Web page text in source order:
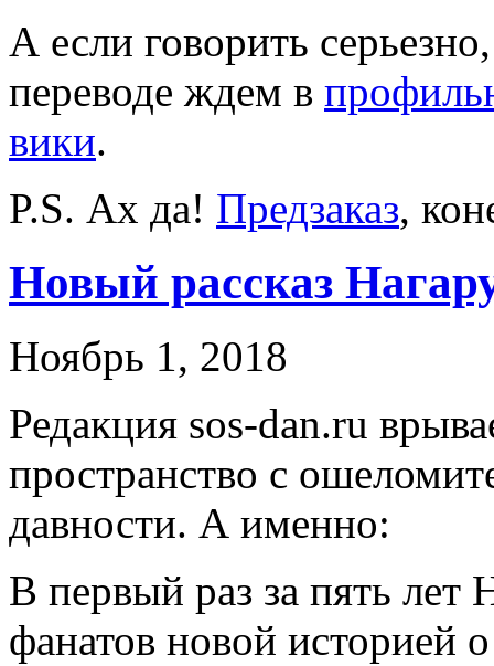
А если говорить
переводе ждем в
вики.
P.S. Ах да! Предзаказ,
Новый рассказ
Ноябрь 1, 2018
Редакция sos-dan.ru
пространство с
давности. А именно:
В первый раз за пять лет
фанатов новой историей